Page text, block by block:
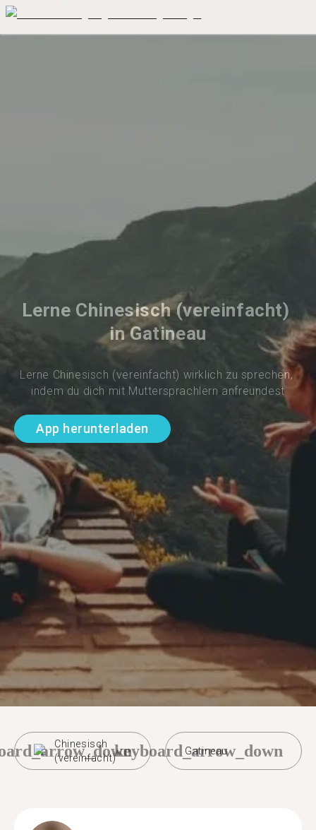
Lerne Chinesisch (vereinfacht)
in Gatineau
Lerne Chinesisch (vereinfacht) wirklich zu sprechen,
indem du dich mit Muttersprachlern anfreundest
App herunterladen
Chinesisch
(vereinfacht)
Gatineau
keyboard_arrow_down